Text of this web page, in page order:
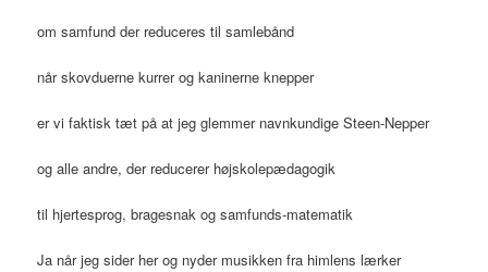
om samfund der reduceres til samlebånd
når skovduerne kurrer og kaninerne knepper
er vi faktisk tæt på at jeg glemmer navnkundige Steen-Nepper
og alle andre, der reducerer højskolepædagogik
til hjertesprog, bragesnak og samfunds-matematik
Ja når jeg sider her og nyder musikken fra himlens lærker